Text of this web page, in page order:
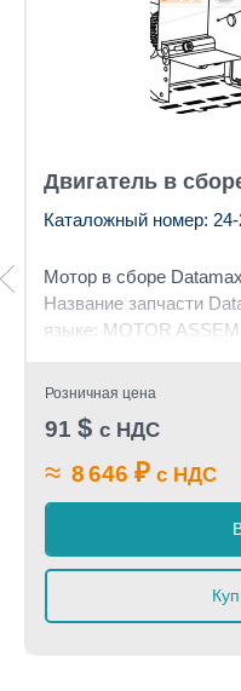
Двигатель в
Каталожный номер: 24-
Мотор в сборе
Название запчасти
языке: MOTOR
Розничная цена
91 $ с НДС
≈ 8 646 ₽ с НДС